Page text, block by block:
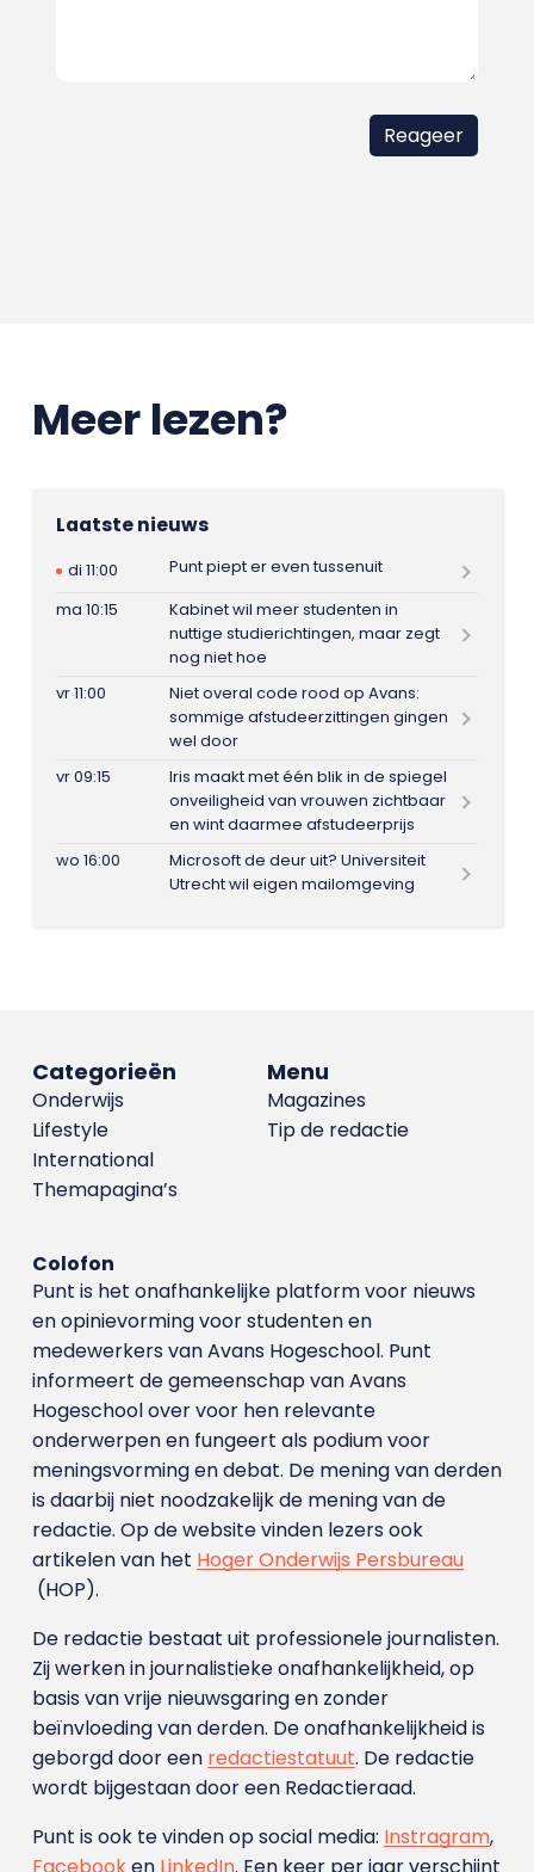
Meer lezen?
Laatste nieuws
di 11:00
Punt piept er even tussenuit
ma 10:15
Kabinet wil meer studenten in
nuttige studierichtingen, maar zegt
nog niet hoe
vr 11:00
Niet overal code rood op Avans:
sommige afstudeerzittingen gingen
wel door
vr 09:15
Iris maakt met één blik in de spiegel
onveiligheid van vrouwen zichtbaar
en wint daarmee afstudeerprijs
wo 16:00
Microsoft de deur uit? Universiteit
Utrecht wil eigen mailomgeving
Menu
Magazines
Tip de redactie
Categorieën
Onderwijs
Lifestyle
International
Themapagina’s
Colofon
Punt is het onafhankelijke platform voor nieuws
en opinievorming voor studenten en
medewerkers van Avans Hoge­school. Punt
informeert de gemeenschap van Avans
Hogeschool over voor hen relevante
onderwerpen en fungeert als podium voor
meningsvorming en debat. De mening van derden
is daarbij niet noodzakelijk de mening van de
redactie. Op de website vinden lezers ook
artikelen van het Hoger Onderwijs Persbureau
(HOP).
De redactie bestaat uit professionele journalisten.
Zij werken in journalistieke onafhankelijkheid, op
basis van vrije nieuwsgaring en zonder
beïnvloeding van derden. De onafhankelijkheid is
geborgd door een redactiestatuut. De redactie
wordt bijgestaan door een Redactieraad.
Punt is ook te vinden op social media: Instragram,
Facebooken LinkedIn. Een keer per jaar verschijnt